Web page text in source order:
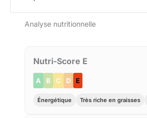
Analyse nutritionnelle
Nutri-Score E
A B C D E
Énergétique Très riche en graisses